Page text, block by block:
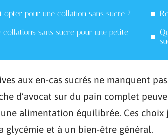
opter pour une collation sans sucre ?
collations sans sucre pour une petite
aux en-cas sucrés ne manquent
d’avocat sur du pain complet
alimentation équilibrée. Ces
glycémie et à un bien-être général.